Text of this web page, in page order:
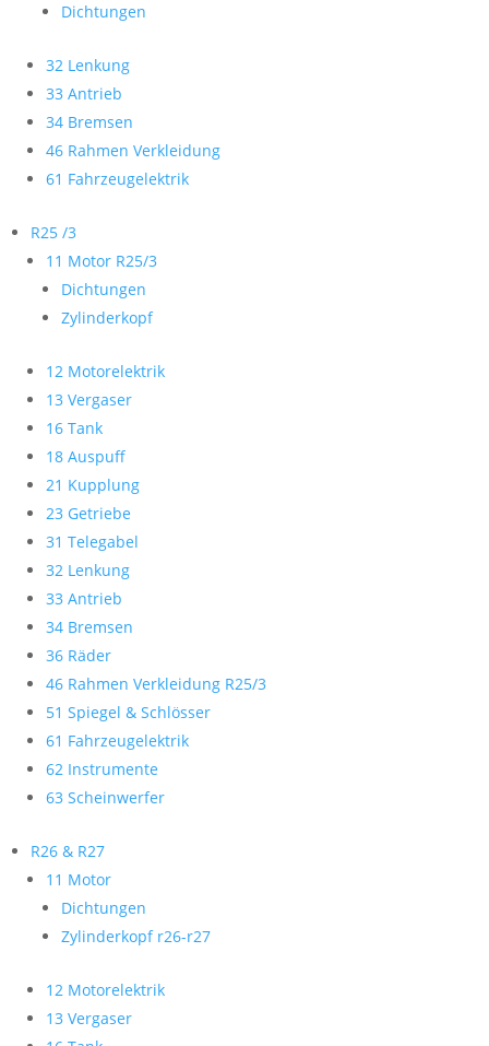
Dichtungen
32 Lenkung
33 Antrieb
34 Bremsen
46 Rahmen Verkleidung
61 Fahrzeugelektrik
R25 /3
11 Motor R25/3
Dichtungen
Zylinderkopf
12 Motorelektrik
13 Vergaser
16 Tank
18 Auspuff
21 Kupplung
23 Getriebe
31 Telegabel
32 Lenkung
33 Antrieb
34 Bremsen
36 Räder
46 Rahmen Verkleidung R25/3
51 Spiegel & Schlösser
61 Fahrzeugelektrik
62 Instrumente
63 Scheinwerfer
R26 & R27
11 Motor
Dichtungen
Zylinderkopf r26-r27
12 Motorelektrik
13 Vergaser